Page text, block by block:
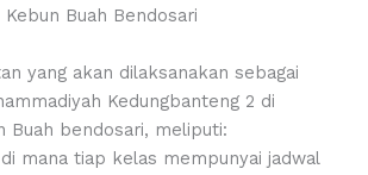
Kebun Buah Bendosari
yang akan dilaksanakan sebagai
Kedungbanteng 2 di
Buah bendosari, meliputi:
di mana tiap kelas mempunyai jadwal